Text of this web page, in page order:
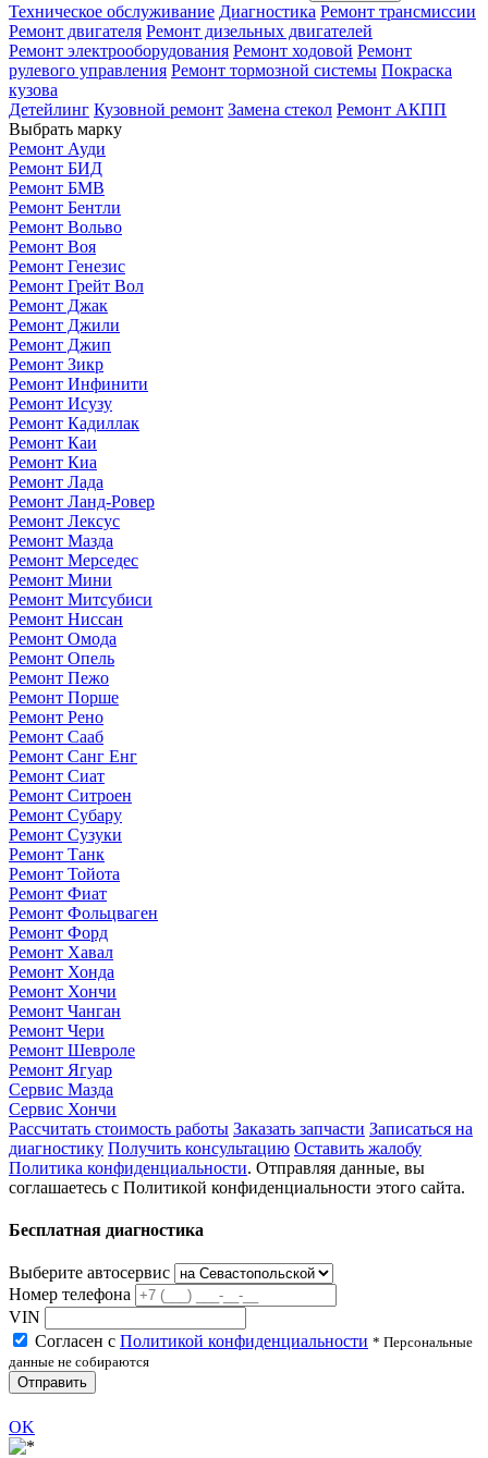
Техническое обслуживание Диагностика Ремонт трансмиссии
Ремонт двигателя Ремонт дизельных двигателей
Ремонт электрооборудования Ремонт ходовой Ремонт
рулевого управления Ремонт тормозной системы Покраска
кузова
Детейлинг Кузовной ремонт Замена стекол Ремонт АКПП
Выбрать марку
Ремонт Ауди
Ремонт БИД
Ремонт БМВ
Ремонт Бентли
Ремонт Вольво
Ремонт Воя
Ремонт Генезис
Ремонт Грейт Вол
Ремонт Джак
Ремонт Джили
Ремонт Джип
Ремонт Зикр
Ремонт Инфинити
Ремонт Исузу
Ремонт Кадиллак
Ремонт Каи
Ремонт Киа
Ремонт Лада
Ремонт Ланд-Ровер
Ремонт Лексус
Ремонт Мазда
Ремонт Мерседес
Ремонт Мини
Ремонт Митсубиси
Ремонт Ниссан
Ремонт Омода
Ремонт Опель
Ремонт Пежо
Ремонт Порше
Ремонт Рено
Ремонт Сааб
Ремонт Санг Енг
Ремонт Сиат
Ремонт Ситроен
Ремонт Субару
Ремонт Сузуки
Ремонт Танк
Ремонт Тойота
Ремонт Фиат
Ремонт Фольцваген
Ремонт Форд
Ремонт Хавал
Ремонт Хонда
Ремонт Хончи
Ремонт Чанган
Ремонт Чери
Ремонт Шевроле
Ремонт Ягуар
Сервис Мазда
Сервис Хончи
Рассчитать стоимость работы Заказать запчасти Записаться на
диагностику Получить консультацию Оставить жалобу
Политика конфиденциальности. Отправляя данные, вы
соглашаетесь с Политикой конфиденциальности этого сайта.
Бесплатная диагностика
Выберите автосервис
Номер телефона
VIN
Согласен с Политикой конфиденциальности * Персональные
данные не собираются
Отправить
OK